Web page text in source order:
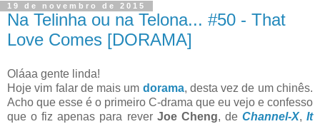
19 de novembro de 2015
Na Telinha ou na Telona... #50 - That
Love Comes [DORAMA]
Oláaa gente linda!
Hoje vim falar de mais um dorama, desta vez de um chinês.
Acho que esse é o primeiro C-drama que eu vejo e confesso
que o fiz apenas para rever Joe Cheng, de Channel-X,It